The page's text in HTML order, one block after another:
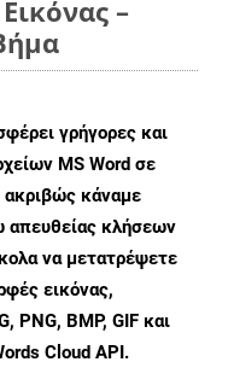
–
γρήγορες και
MS Word σε
κάναμε
απευθείας κλήσεων
να μετατρέψετε
εικόνας,
PNG, BMP, GIF και
Cloud API.